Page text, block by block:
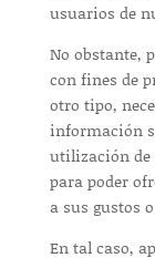
usuarios de
No obstante,
con fines de
otro tipo,
información
utilización de
para poder
a sus gustos
En tal caso,